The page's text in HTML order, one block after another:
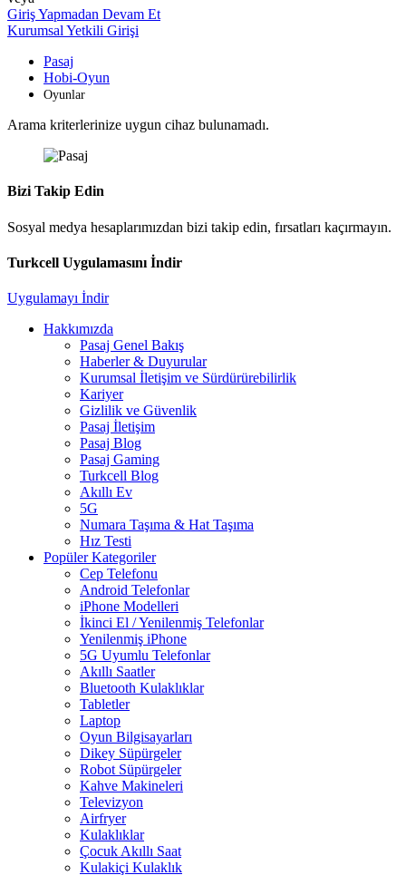
Giriş Yapmadan Devam Et
Kurumsal Yetkili Girişi
Pasaj
Hobi-Oyun
Oyunlar
Arama kriterlerinize uygun cihaz bulunamadı.
Bizi Takip Edin
Sosyal medya hesaplarımızdan bizi takip edin, fırsatları kaçırmayın.
Turkcell Uygulamasını İndir
Uygulamayı İndir
Hakkımızda
Pasaj Genel Bakış
Haberler & Duyurular
Kurumsal İletişim ve Sürdürürebilirlik
Kariyer
Gizlilik ve Güvenlik
Pasaj İletişim
Pasaj Blog
Pasaj Gaming
Turkcell Blog
Akıllı Ev
5G
Numara Taşıma & Hat Taşıma
Hız Testi
Popüler Kategoriler
Cep Telefonu
Android Telefonlar
iPhone Modelleri
İkinci El / Yenilenmiş Telefonlar
Yenilenmiş iPhone
5G Uyumlu Telefonlar
Akıllı Saatler
Bluetooth Kulaklıklar
Tabletler
Laptop
Oyun Bilgisayarları
Dikey Süpürgeler
Robot Süpürgeler
Kahve Makineleri
Televizyon
Airfryer
Kulaklıklar
Çocuk Akıllı Saat
Kulakiçi Kulaklık